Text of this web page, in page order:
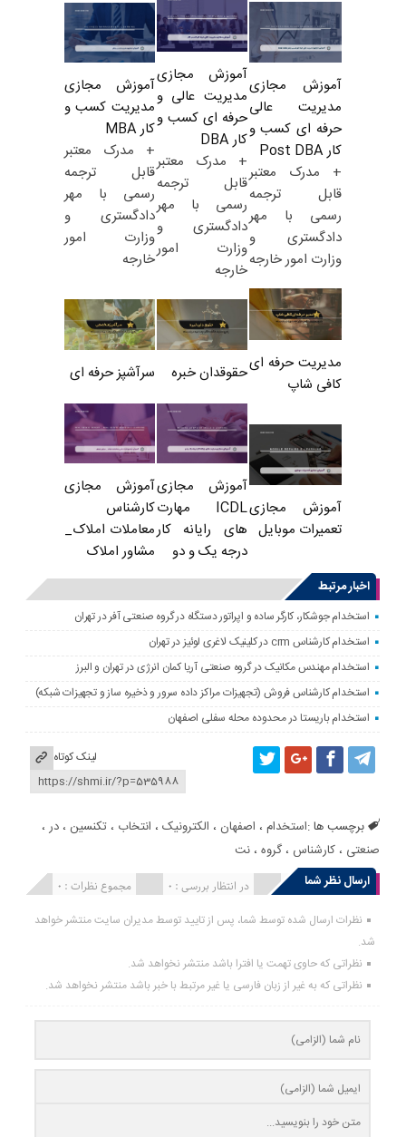
آموزش مجازی
مدیریت عالی
حرفه ای کسب و
کار Post DBA
+ مدرک معتبر
قابل ترجمه
رسمی با مهر
دادگستری و
وزارت امور خارجه
آموزش مجازی
مدیریت عالی و
حرفه ای کسب و
کار DBA
+ مدرک معتبر
قابل ترجمه
رسمی با مهر
دادگستری و
وزارت امور
خارجه
آموزش مجازی
مدیریت کسب و
کار MBA
+ مدرک معتبر
قابل ترجمه
رسمی با مهر
دادگستری و
وزارت امور
خارجه
مدیریت حرفه ای
کافی شاپ
حقوقدان خبره سرآشپز حرفه ای
آموزش مجازی
تعمیرات موبایل
آموزش مجازی
ICDL مهارت
های رایانه کار
درجه یک و دو
آموزش مجازی
کارشناس
معاملات املاک_
مشاور املاک
اخبار مرتبط
استخدام جوشکار، کارگر ساده و اپراتور دستگاه در گروه صنعتی آفر در تهران
استخدام کارشناس crm در کلینیک لاغری لوئیز در تهران
استخدام مهندس مکانیک در گروه صنعتی آریا کمان انرژی در تهران و البرز
استخدام کارشناس فروش (تجهیزات مراکز داده سرور و ذخیره ساز و تجهیزات شبکه)
استخدام باریستا در محدوده محله سفلی اصفهان
لینک کوتاه
برچسب ها :استخدام ، اصفهان ، الکترونیک ، انتخاب ،تکنسین ،در ،
صنعتی ،کارشناس ،گروه ،نت
ارسال نظر شما
مجموع نظرات : 0 در انتظار بررسی : 0 انتشار یافته : 0
نظرات ارسال شده توسط شما، پس از تایید توسط مدیران سایت منتشر خواهد
شد.
نظراتی که حاوی تهمت یا افترا باشد منتشر نخواهد شد.
نظراتی که به غیر از زبان فارسی یا غیر مرتبط با خبر باشد منتشر نخواهد شد.